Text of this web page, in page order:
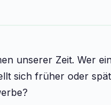
unserer Zeit. Wer
sich früher oder